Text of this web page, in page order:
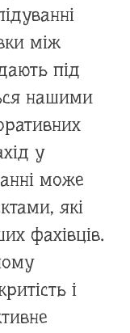
між
під
нашими
у
може
які
фахівців.
і